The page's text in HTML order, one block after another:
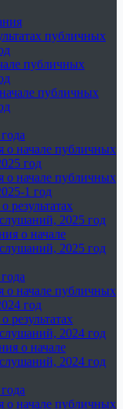
публичных
публичных
публичных
о начале публичных
год
о начале публичных
1 год
результатах
2025 год
о начале
2025 год
о начале публичных
год
результатах
2024 год
о начале
2024 год
о начале публичных